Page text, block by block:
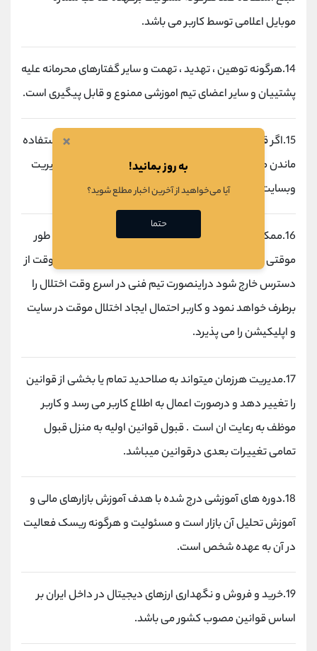
موبایل اعلامی توسط کاربر می باشد.
14.هرگونه توهین ، تهدید ، تهمت و سایر گفتارهای محرمانه علیه
پشتییان و سایر اعضای تیم اموزشی ممنوع و قابل پیگیری است.
15.اگر قوانین کشوری یا جهانی منجر به نسخ شدن یا بی استفاده
ماندن محتویات اموزشی گردد هیچ مسئولیتی برعهده مدیریت
وبسایت نیست.
16.ممکن است در فرایند استفاده از سایت و اپلیکیشن به طور
موقتی اختلالاتی ایجاد شود و سایت و اپلیکیشن به طور موقت از
دسترس خارج شود دراینصورت تیم فنی در اسرع وقت اختلال را
برطرف خواهد نمود و کاربر احتمال ایجاد اختلال موقت در سایت
و اپلیکیشن را می پذیرد.
17.مدیریت هرزمان میتواند به صلاحدید تمام یا بخشی از قوانین
را تغییر دهد و درصورت اعمال به اطلاع کاربر می رسد و کاربر
موظف به رعایت ان است . قبول قوانین اولیه به منزل قبول
تمامی تغییرات بعدی درقوانین میباشد.
18.دوره های آموزشی درج شده با هدف آموزش بازارهای مالی و
آموزش تحلیل آن بازار است و مسئولیت و هرگونه ریسک فعالیت
در آن به عهده شخص است.
19.خرید و فروش و نگهداری ارزهای دیجیتال در داخل ایران بر
اساس قوانین مصوب کشور می باشد.
×
به روز بمانید!
آیا می‌خواهید از آخرین اخبار مطلع شوید؟
حتما